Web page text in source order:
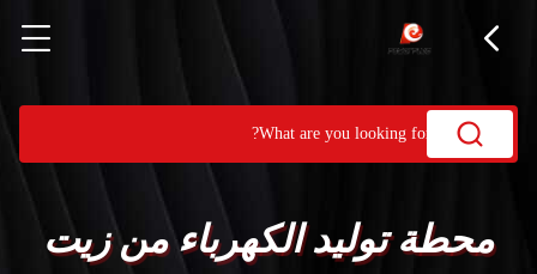
محطة توليد الكهرباء من زيت